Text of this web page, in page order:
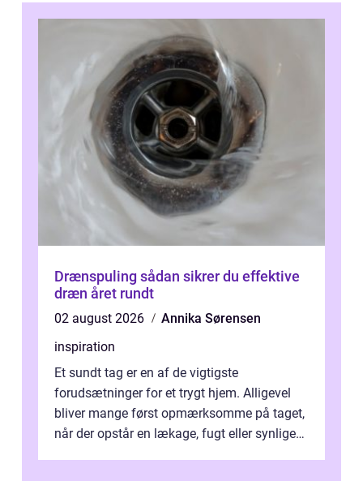
Drænspuling sådan sikrer du effektive
dræn året rundt
02 august 2026
Annika Sørensen
inspiration
Et sundt tag er en af de vigtigste
forudsætninger for et trygt hjem. Alligevel
bliver mange først opmærksomme på taget,
når der opstår en lækage, fugt eller synlige